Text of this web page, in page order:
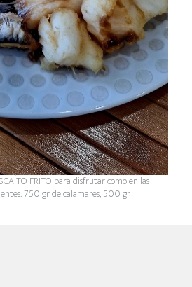
FRITO para disfrutar como en las
750 gr de calamares, 500 gr